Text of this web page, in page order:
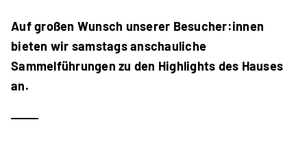
Auf großen Wunsch unserer Besucher:innen
bieten wir samstags anschauliche
Sammelführungen zu den Highlights des Hauses
an.